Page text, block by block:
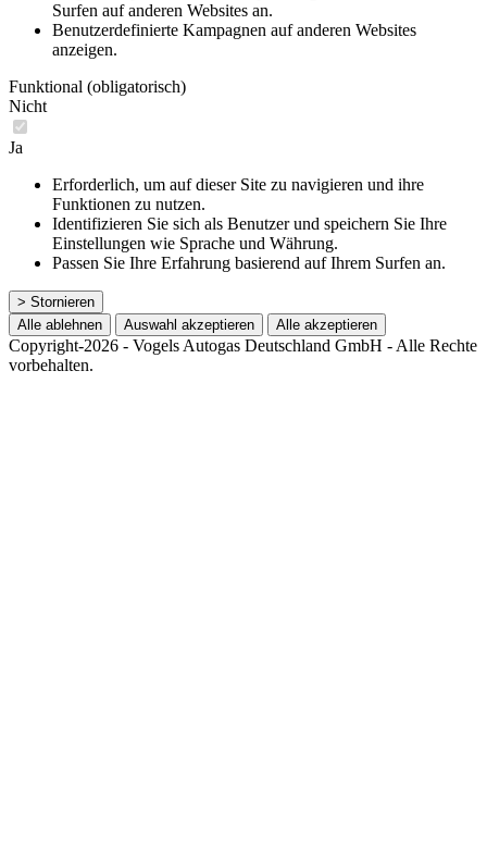
Surfen auf anderen Websites an.
Benutzerdefinierte Kampagnen auf anderen Websites
anzeigen.
Funktional (obligatorisch)
Nicht
Ja
Erforderlich, um auf dieser Site zu navigieren und ihre
Funktionen zu nutzen.
Identifizieren Sie sich als Benutzer und speichern Sie Ihre
Einstellungen wie Sprache und Währung.
Passen Sie Ihre Erfahrung basierend auf Ihrem Surfen an.
> Stornieren
Alle ablehnen
Auswahl akzeptieren Alle akzeptieren
Copyright-2026 - Vogels Autogas Deutschland GmbH - Alle Rechte
vorbehalten.